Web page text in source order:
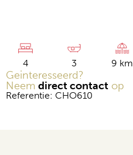
4 3 9 km
Geinteresseerd?
Neem direct contact op
Referentie: CHO610